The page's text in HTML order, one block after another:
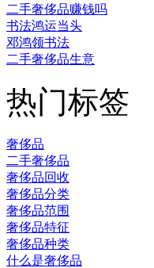
二手奢侈品赚钱吗
书法鸿运当头
邓鸿领书法
二手奢侈品生意
热门标签
奢侈品
二手奢侈品
奢侈品回收
奢侈品分类
奢侈品范围
奢侈品特征
奢侈品种类
什么是奢侈品